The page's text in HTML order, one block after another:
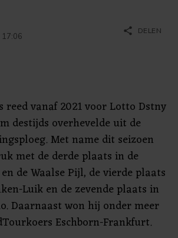
share DELEN
reed vanaf 2021 voor Lotto Dstny
destijds overhevelde uit de
Met name dit seizoen
met de derde plaats in de
de Waalse Pijl, de vierde plaats
Luik en de zevende plaats in
Daarnaast won hij onder meer
Eschborn-Frankfurt.